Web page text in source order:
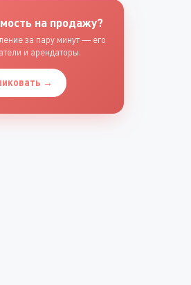
на продажу?
за пару минут — его
и арендаторы.
→